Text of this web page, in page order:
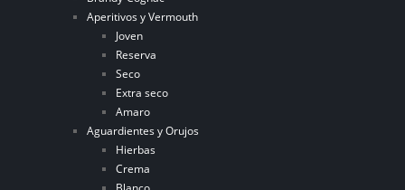
Aperitivos y Vermouth
Joven
Reserva
Seco
Extra seco
Amaro
Aguardientes y Orujos
Hierbas
Crema